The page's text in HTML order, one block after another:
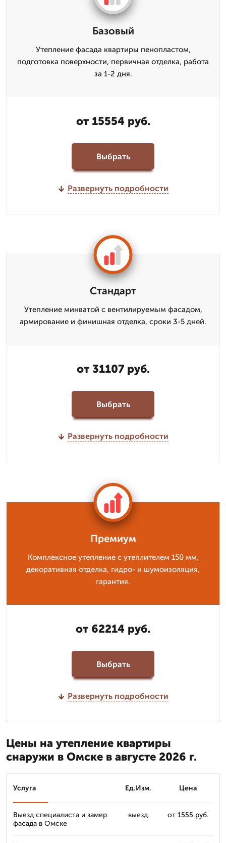
Базовый
Утепление фасада квартиры пенопластом,
подготовка поверхности, первичная отделка, работа
за 1-2 дня.
от 15554 руб.
Выбрать
Развернуть подробности
Стандарт
Утепление минватой с вентилируемым фасадом,
армирование и финишная отделка, сроки 3-5 дней.
от 31107 руб.
Выбрать
Развернуть подробности
Премиум
Комплексное утепление с утеплителем 150 мм,
декоративная отделка, гидро- и шумоизоляция,
гарантия.
от 62214 руб.
Выбрать
Развернуть подробности
Цены на утепление квартиры
снаружи в Омске в августе 2026 г.
Услуга Ед.Изм. Цена
Выезд специалиста и замер
фасада в Омске
выезд от 1555 руб.